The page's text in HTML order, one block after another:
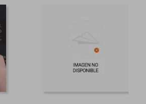
$ 66.28